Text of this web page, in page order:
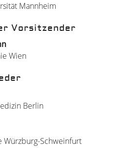
Mannheim
Vorsitzender
Wien
Berlin
Würzburg-Schweinfurt